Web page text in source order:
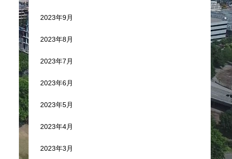
2023年9月
2023年8月
2023年7月
2023年6月
2023年5月
2023年4月
2023年3月